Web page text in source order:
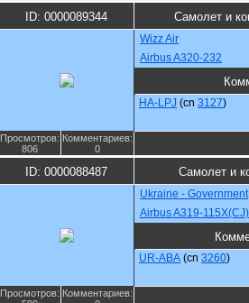
ID: 0000089344 Самолет и
Wizz Air
Airbus A320-232
HA-LPJ (cn 3127)
Просмотров:
806
Комментариев:
0
ID: 0000088487 Самолет и
Ukraine - Government
Airbus A319-115X(CJ)
UR-ABA (cn 3260)
Просмотров: Комментариев: